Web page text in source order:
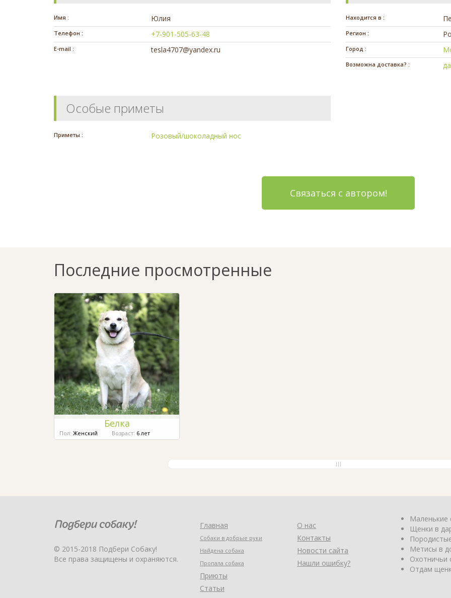
Имя : Юлия
Телефон : +7-901-505-63-48
E-mail : tesla4707@yandex.ru
Находится в :
Регион :
Город :
Возможна доставка? : да
Особые приметы
Приметы : Розовый/шоколадный нос
Связаться с автором!
Последние просмотренные
Белка
Пол: Женский Возраст: 6 лет
© 2015-2018 Подбери Собаку!
Все права защищены и охраняются.
Главная
Собаки в добрые руки
Найдена собака
Пропала собака
Приюты
Статьи
О нас
Контакты
Новости сайта
Нашли ошибку?
Маленькие
Щенки в
Метисы в
Охотничьи
Отдам